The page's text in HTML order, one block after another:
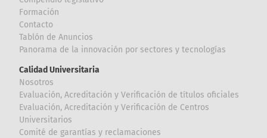
Formación
Contacto
Tablón de Anuncios
Panorama de la innovación por sectores y tecnologías
Calidad Universitaria
Nosotros
Evaluación, Acreditación y Verificación de títulos oficiales
Evaluación, Acreditación y Verificación de Centros
Universitarios
Comité de garantías y reclamaciones